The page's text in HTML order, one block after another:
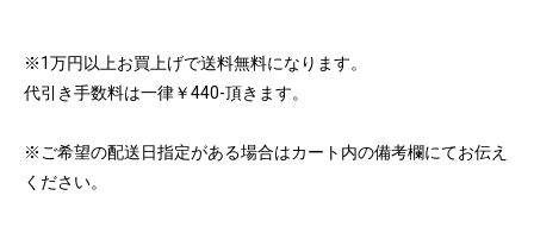
※1万円以上お買上げで送料無料になります。
代引き手数料は一律￥440-頂きます。
※ご希望の配送日指定がある場合はカート内の備考欄にてお伝え
ください。